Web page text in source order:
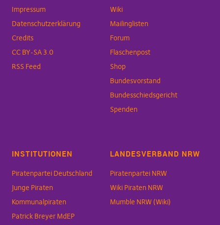
Impressum
Datenschutzerklärung
Credits
CC BY-SA 3.0
RSS Feed
Wiki
Mailinglisten
Forum
Flaschenpost
Shop
Bundesvorstand
Bundesschiedsgericht
Spenden
INSTITUTIONEN
Piratenpartei Deutschland
Junge Piraten
Kommunalpiraten
Patrick Breyer MdEP
LANDESVERBAND NRW
Piratenpartei NRW
Wiki Piraten NRW
Mumble NRW (Wiki)